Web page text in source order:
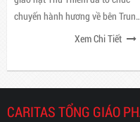
chuyến hành hương về bên Trung
tâm Hành hương Cha Phanxicô
Xem Chi Tiết
CARITAS TỔNG GIÁO